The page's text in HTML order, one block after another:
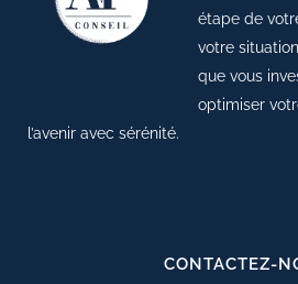
étape de
votre
que vous
optimiser
l’avenir avec sérénité.
CONTACTEZ-